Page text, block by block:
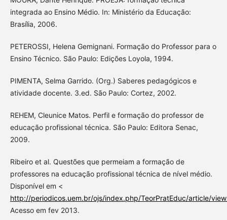
integrada ao Ensino Médio. In: Ministério da Educação:
Brasília, 2006.
PETEROSSI, Helena Gemignani. Formação do Professor para o
Ensino Técnico. São Paulo: Edições Loyola, 1994.
PIMENTA, Selma Garrido. (Org.) Saberes pedagógicos e
atividade docente. 3.ed. São Paulo: Cortez, 2002.
REHEM, Cleunice Matos. Perfil e formação do professor de
educação profissional técnica. São Paulo: Editora Senac,
2009.
Ribeiro et al. Questões que permeiam a formação de
professores na educação profissional técnica de nível médio.
Disponível em <
http://periodicos.uem.br/ojs/index.php/TeorPratEduc/article/
Acesso em fev 2013.